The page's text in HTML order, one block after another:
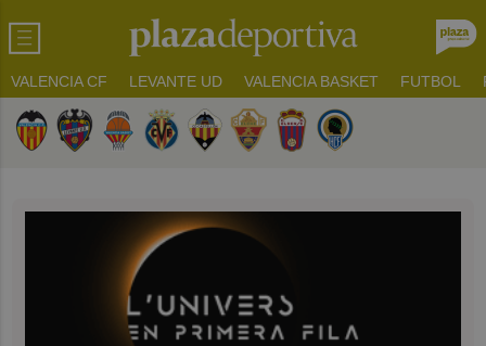
VALENCIA CF LEVANTE UD VALENCIA BASKET FUTBOL